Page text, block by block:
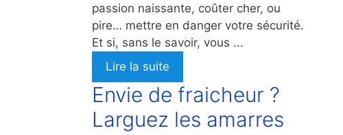
passion naissante, coûter cher, ou
pire… mettre en danger votre sécurité.
Et si, sans le savoir, vous ...
Lire la suite
Envie de fraicheur ?
Larguez les amarres